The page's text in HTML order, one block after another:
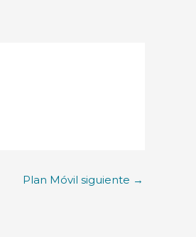
Plan Móvil siguiente →